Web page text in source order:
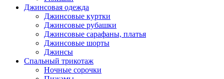
Джинсовая одежда
Джинсовые куртки
Джинсовые рубашки
Джинсовые сарафаны, платья
Джинсовые шорты
Джинсы
Спальный трикотаж
Ночные сорочки